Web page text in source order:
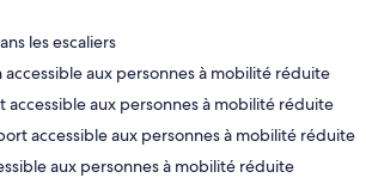
les escaliers
accessible aux personnes à mobilité réduite
accessible aux personnes à mobilité réduite
accessible aux personnes à mobilité réduite
aux personnes à mobilité réduite